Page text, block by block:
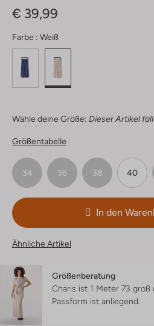
€ 39,99
Farbe : Weiß
Wähle deine Größe: Dieser Artikel
Größentabelle
34 36 38 40
In den
Ähnliche Artikel
Größenberatung
Charis ist 1 Meter 73 groß
Passform ist anliegend